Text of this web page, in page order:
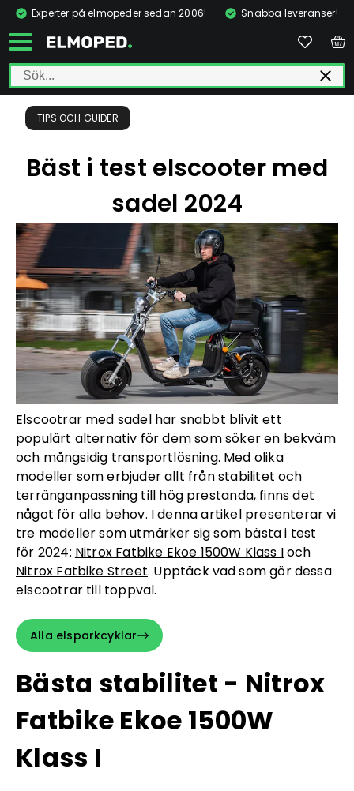
Experter på elmopeder sedan 2006! Snabba leveranser!
TIPS OCH GUIDER
Bäst i test elscooter med
sadel 2024
Elscootrar med sadel har snabbt blivit ett
populärt alternativ för dem som söker en bekväm
och mångsidig transportlösning. Med olika
modeller som erbjuder allt från stabilitet och
terränganpassning till hög prestanda, finns det
något för alla behov. I denna artikel presenterar vi
tre modeller som utmärker sig som bästa i test
för 2024: Nitrox Fatbike Ekoe 1500W Klass Ioch
Nitrox Fatbike Street. Upptäck vad som gör dessa
elscootrar till toppval.
Alla elsparkcyklar
Bästa stabilitet - Nitrox
Fatbike Ekoe 1500W
Klass I